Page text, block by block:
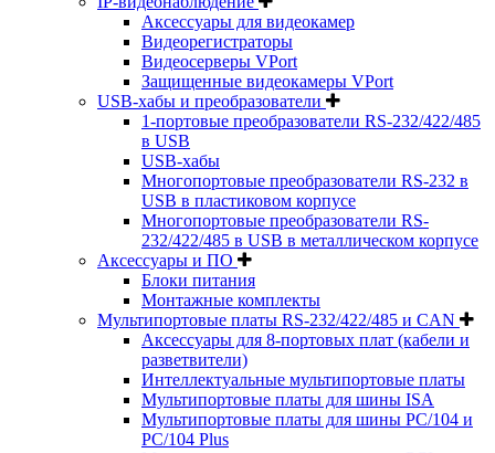
Аксессуары для видеокамер
Видеорегистраторы
Видеосерверы VPort
Защищенные видеокамеры VPort
USB-хабы и преобразователи
1-портовые преобразователи RS-232/422/485
в USB
USB-хабы
Многопортовые преобразователи RS-232 в
USB в пластиковом корпусе
Многопортовые преобразователи RS-
232/422/485 в USB в металлическом корпусе
Аксессуары и ПО
Блоки питания
Монтажные комплекты
Мультипортовые платы RS-232/422/485 и CAN
Аксессуары для 8-портовых плат (кабели и
разветвители)
Интеллектуальные мультипортовые платы
Мультипортовые платы для шины ISA
Мультипортовые платы для шины PC/104 и
PC/104 Plus